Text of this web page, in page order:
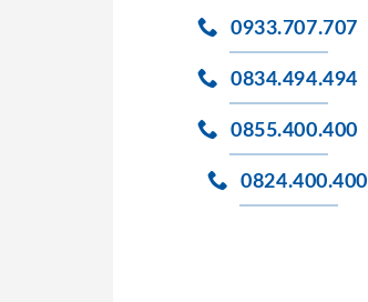
0933.707.707
0834.494.494
0855.400.400
0824.400.400